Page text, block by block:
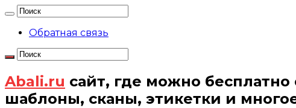
Обратная связь
Abali.ru сайт, где можно
шаблоны, сканы, этикетки и